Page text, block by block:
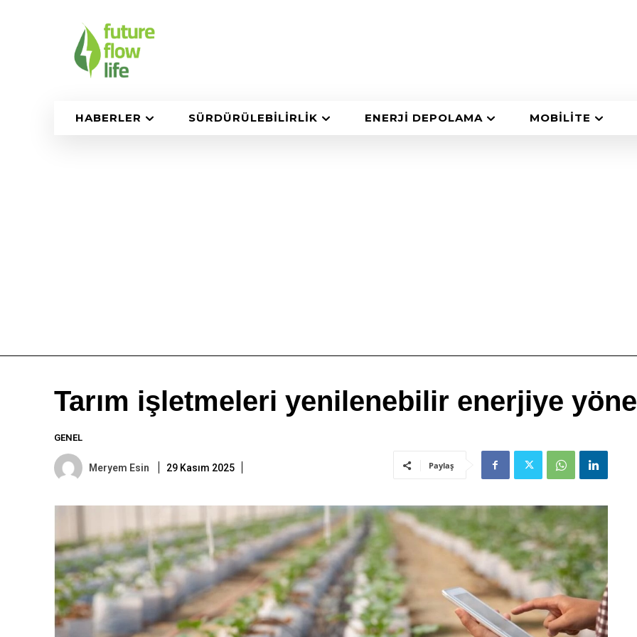
HABERLER SÜRDÜRÜLEBILIRLIK ENERJI DEPOLAMA MOBILITE
Tarım işletmeleri yenilenebilir enerjiye
GENEL
Meryem Esin 29 Kasım 2025 Paylaş